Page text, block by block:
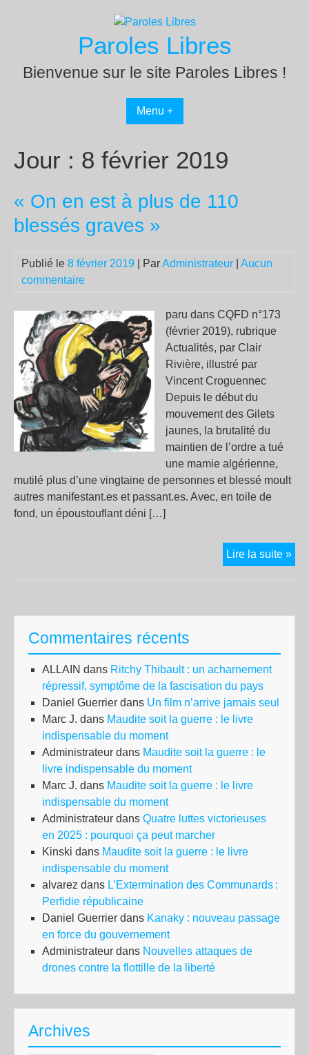
Paroles Libres
Bienvenue sur le site Paroles Libres !
Menu +
Jour : 8 février 2019
« On en est à plus de 110
blessés graves »
Publié le 8 février 2019 | ParAdministrateur
Aucun
commentaire
paru dans CQFD n°173
(février 2019), rubrique
Actualités, par Clair
Rivière, illustré par
Vincent Croguennec
Depuis le début du
mouvement des Gilets
jaunes, la brutalité du
maintien de l’ordre a tué
une mamie algérienne,
mutilé plus d’une vingtaine de personnes et blessé moult
autres manifestant.es et passant.es. Avec, en toile de
fond, un époustouflant déni […]
Lire la suite »«
On
à
Commentaires récents
ALLAIN dans Ritchy Thibault : un acharnement
répressif, symptôme de la fascisation du pays
Daniel Guerrier dans Un film n’arrive jamais seul
Marc J. dans Maudite soit la guerre : le livre
indispensable du moment
Administrateur dans Maudite soit la guerre : le
livre indispensable du moment
Marc J. dans Maudite soit la guerre : le livre
indispensable du moment
Administrateur dans Quatre luttes victorieuses
en 2025 : pourquoi ça peut marcher
Kinski dans Maudite soit la guerre : le livre
indispensable du moment
alvarez dans L’Extermination des Communards :
Perfidie républicaine
Daniel Guerrier dans Kanaky : nouveau passage
en force du gouvernement
Administrateur dans Nouvelles attaques de
drones contre la flottille de la liberté
Archives